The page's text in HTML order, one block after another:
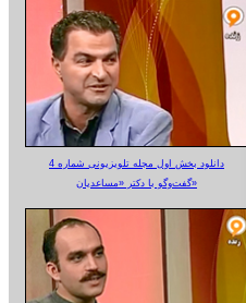
دانلود بخش اول مجله تلویزیونی شماره 4
گفت‌وگو با دکتر «مساعدیان»